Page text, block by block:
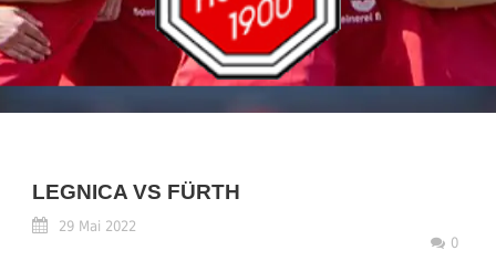
LEGNICA VS FÜRTH
29 Mai 2022
0